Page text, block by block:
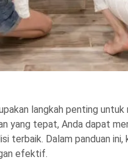
langkah penting
yang tepat, Anda dapat
terbaik. Dalam panduan
efektif.